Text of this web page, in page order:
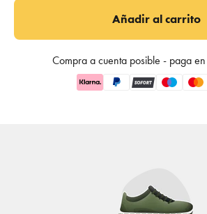
Añadir al carrito
Compra a cuenta posible - paga